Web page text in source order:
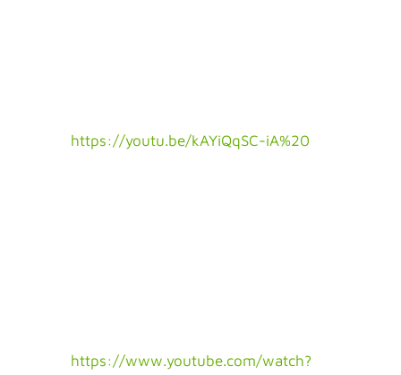
https://youtu.be/kAYiQqSC-iA%20
https://www.youtube.com/watch?